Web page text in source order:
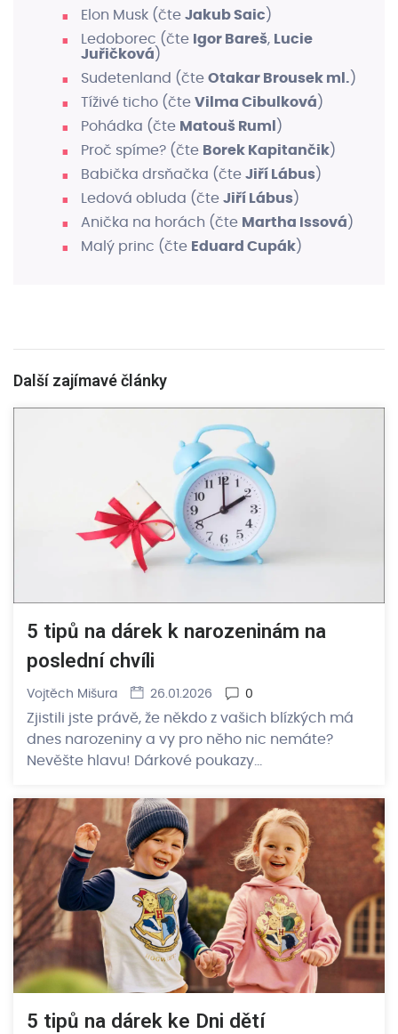
Elon Musk (čteJakub Saic )
Ledoborec (čte Igor Bareš, Lucie
Juřičková )
Sudetenland (čteOtakar Brousek ml. )
Tíživé ticho (čteVilma Cibulková )
Pohádka (čte Matouš Ruml )
Proč spíme? (čte Borek Kapitančik)
Babička drsňačka (čteJiří Lábus)
Ledová obluda (čteJiří Lábus)
Anička na horách (čte Martha Issová )
Malý princ (čte Eduard Cupák)
Další zajímavé články
5 tipů na dárek k narozeninám na
poslední chvíli
Vojtěch Mišura 26.01.2026 0
Zjistili jste právě, že někdo z vašich blízkých má
dnes narozeniny a vy pro něho nic nemáte?
Nevěšte hlavu! Dárkové poukazy…
5 tipů na dárek ke Dni dětí